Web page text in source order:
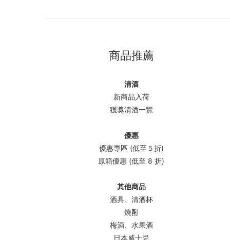
商品推薦
清酒
新商品入荷
獲獎清酒一覽
優惠
優惠專區 (低至５折)
原箱優惠 (低至 8 折)
其他商品
酒具、清酒杯
燒酎
梅酒、水果酒
日本威士忌